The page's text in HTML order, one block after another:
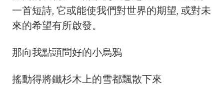
一首短詩, 它或能使我們對世界的期望, 或對未
來的希望有所啟發。
那向我點頭問好的小烏鴉
搖動得將鐵杉木上的雪都飄散下來